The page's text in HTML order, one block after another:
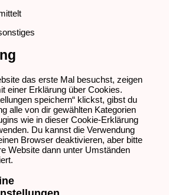
das erste Mal besuchst, zeigen
einer Erklärung über Cookies.
speichern“ klickst, gibst du
alle von dir gewählten Kategorien
wie in dieser Cookie-Erklärung
Du kannst die Verwendung
Browser deaktivieren, aber bitte
Website dann unter Umständen